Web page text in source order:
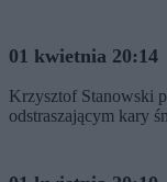
01 kwietnia 20:14
Krzysztof Stanowski
odstraszającym kary